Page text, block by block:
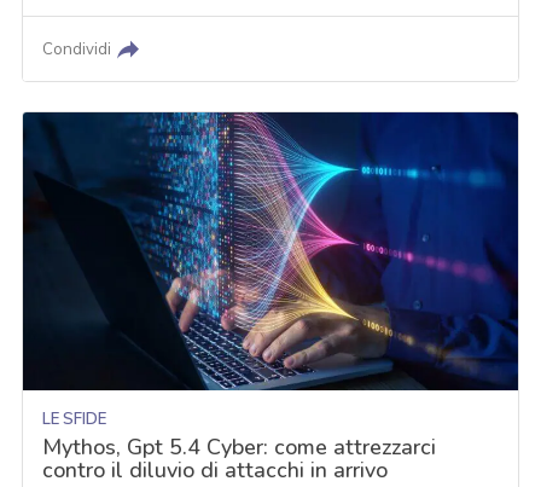
Condividi
LE SFIDE
Mythos, Gpt 5.4 Cyber: come attrezzarci
contro il diluvio di attacchi in arrivo